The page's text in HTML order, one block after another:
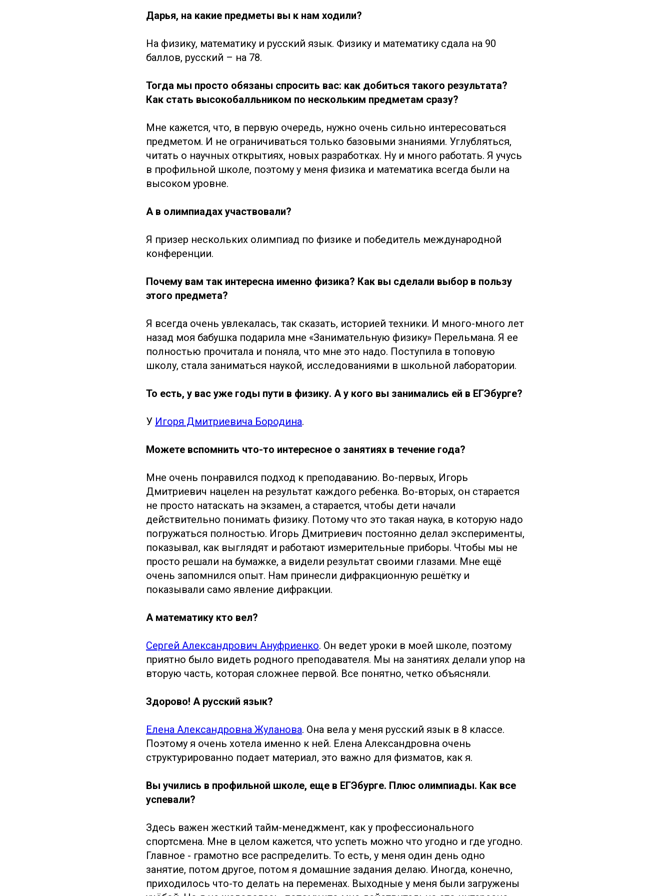
Дарья, на какие предметы вы к нам ходили?
На физику, математику и русский язык. Физику и математику сдала на 90
баллов, русский – на 78.
Тогда мы просто обязаны спросить вас: как добиться такого результата?
Как стать высокобалльником по нескольким предметам сразу?
Мне кажется, что, в первую очередь, нужно очень сильно интересоваться
предметом. И не ограничиваться только базовыми знаниями. Углубляться,
читать о научных открытиях, новых разработках. Ну и много работать. Я учусь
в профильной школе, поэтому у меня физика и математика всегда были на
высоком уровне.
А в олимпиадах участвовали?
Я призер нескольких олимпиад по физике и победитель международной
конференции.
Почему вам так интересна именно физика? Как вы сделали выбор в пользу
этого предмета?
Я всегда очень увлекалась, так сказать, историей техники. И много-много лет
назад моя бабушка подарила мне «Занимательную физику» Перельмана. Я ее
полностью прочитала и поняла, что мне это надо. Поступила в топовую
школу, стала заниматься наукой, исследованиями в школьной лаборатории.
То есть, у вас уже годы пути в физику. А у кого вы занимались ей в ЕГЭбурге?
У Игоря Дмитриевича Бородина.
Можете вспомнить что-то интересное о занятиях в течение года?
Мне очень понравился подход к преподаванию. Во-первых, Игорь
Дмитриевич нацелен на результат каждого ребенка. Во-вторых, он старается
не просто натаскать на экзамен, а старается, чтобы дети начали
действительно понимать физику. Потому что это такая наука, в которую надо
погружаться полностью. Игорь Дмитриевич постоянно делал эксперименты,
показывал, как выглядят и работают измерительные приборы. Чтобы мы не
просто решали на бумажке, а видели результат своими глазами. Мне ещё
очень запомнился опыт. Нам принесли дифракционную решётку и
показывали само явление дифракции.
А математику кто вел?
Сергей Александрович Ануфриенко. Он ведет уроки в моей школе, поэтому
приятно было видеть родного преподавателя. Мы на занятиях делали упор на
вторую часть, которая сложнее первой. Все понятно, четко объясняли.
Здорово! А русский язык?
Елена Александровна Жуланова. Она вела у меня русский язык в 8 классе.
Поэтому я очень хотела именно к ней. Елена Александровна очень
структурированно подает материал, это важно для физматов, как я.
Вы учились в профильной школе, еще в ЕГЭбурге. Плюс олимпиады. Как все
успевали?
Здесь важен жесткий тайм-менеджмент, как у профессионального
спортсмена. Мне в целом кажется, что успеть можно что угодно и где угодно.
Главное - грамотно все распределить. То есть, у меня один день одно
занятие, потом другое, потом я домашние задания делаю. Иногда, конечно,
приходилось что-то делать на переменах. Выходные у меня были загружены